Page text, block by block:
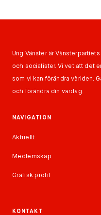
Ung Vänster är
och socialister. Vi vet att det
som vi kan förändra världen.
och förändra din vardag.
NAVIGATION
Aktuellt
Medlemskap
Grafisk profil
KONTAKT